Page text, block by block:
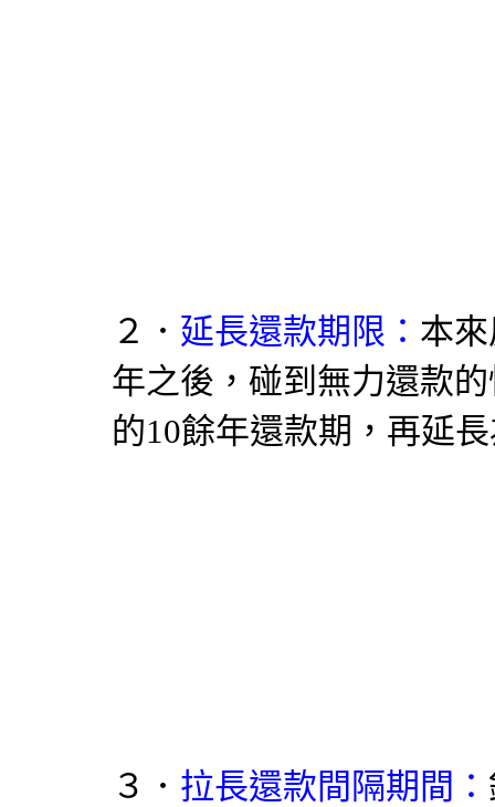
２． 延長還款期限： 本
年之後，碰到無力還款
的10餘年還款期，再延
３． 拉長還款間隔期間：